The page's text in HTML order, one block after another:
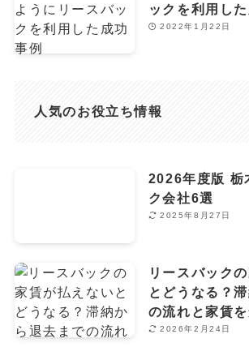
ックを利用し
2022年1月22日
人気のお役立ち情報
2026年度版 栃
ク会社6選
2025年8月27日
リースバック
とどうなる？
の流れと家賃
2026年2月24日